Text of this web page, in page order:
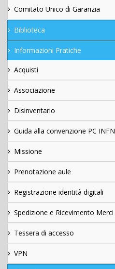
Comitato Unico di Garanzia
Biblioteca
Informazioni Pratiche
Acquisti
Associazione
Disinventario
Guida alla convenzione PC INFN
Missione
Prenotazione aule
Registrazione identità digitali
Spedizione e Ricevimento Merci
Tessera di accesso
VPN